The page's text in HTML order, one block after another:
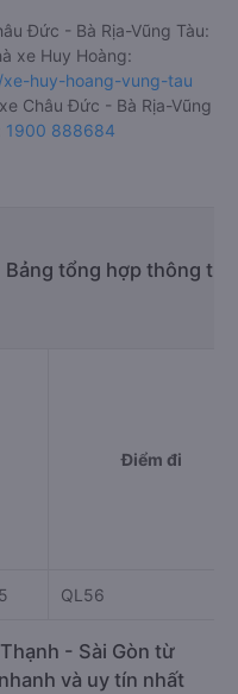
Đức - Bà Rịa-Vũng Tàu:
xe Huy Hoàng:
huy-hoang-vung-tau
Châu Đức - Bà Rịa-Vũng
1900 888684
Bảng tổng hợp thông tin
Điểm đi
QL56
- Sài Gòn từ
và uy tín nhất